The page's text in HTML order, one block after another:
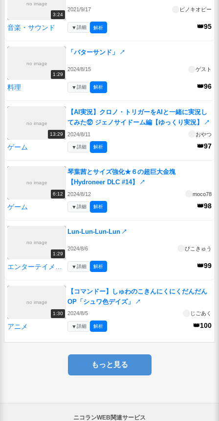
no image
3:24
2021/9/17 ピノキオピー
音楽・サウンド 👑95
▼詳細 解析
no image
1:29
「バターサンド」 ↗
2024/8/15 ゲスト
料理 👑96
▼詳細 解析
no image
13:29
【AI実況】クロノ・トリガーをAIと一緒に実況し
てみた⑫ ジェノサイドーム編【ゆっくり実況】
↗
2024/8/11 おやつ
ゲーム 👑97
▼詳細 解析
no image
6:12
琴葉茜とサイズ強化★６の超巨大金塊
【Hydroneer DLC #14】
↗
2024/8/12 moco78
ゲーム 👑98
▼詳細 解析
no image
1:29
Lun-Lun-Lun-Lun ↗
2024/8/6 ぴこきゅう
👑99
▼詳細 解析
no image
1:30
【コマンドー】しゅわのこきんにくにくだんだん
OP「シュワ色デイズ」
↗
2024/8/5 じごあく
アニメ 👑100
▼詳細 解析
もっと見る
ニコランWEB関連サービス